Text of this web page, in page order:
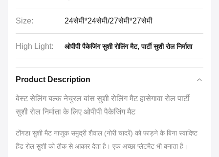
Size: 24सेमी*24सेमी/27सेमी*27सेमी
High Light: ओपीपी पैकेजिंग सुशी रोलिंग मैट,पार्टी सुशी रोल निर्माता
Product Description
बेस्ट सेलिंग बल्क नेचुरल बांस सुशी रोलिंग मैट हासेगावा रोल पार्टी
सुशी रोल निर्माता के लिए ओपीपी पैकेजिंग मैट
टोंगडा सुशी मैट नाजुक समुद्री शैवाल (नोरी चादरें) को फाड़ने के बिना स्वादिष्ट
हैंड रोल सुशी को ठीक से आकार देता है। एक अच्छा प्लेटमैट भी बनाता है।